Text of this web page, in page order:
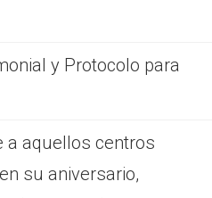
y Protocolo para
a aquellos centros
su aniversario,